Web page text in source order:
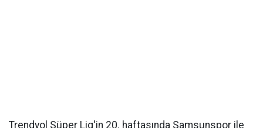
Trendyol Süper Lig'in 20. haftasında Samsunspor ile